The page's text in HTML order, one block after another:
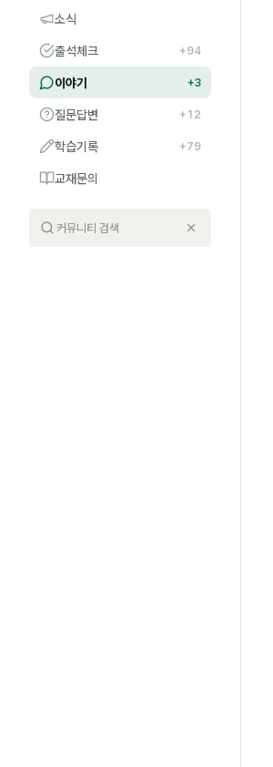
소식
출석체크 +94
이야기 +3
질문답변 +12
학습기록 +79
교재문의